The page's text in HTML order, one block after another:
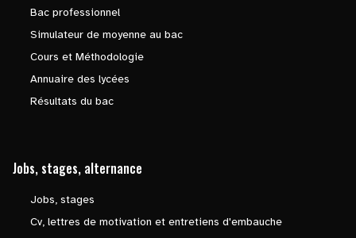
Bac professionnel
Simulateur de moyenne au bac
Cours et Méthodologie
Annuaire des lycées
Résultats du bac
Jobs, stages, alternance
Jobs, stages
Cv, lettres de motivation et entretiens d'embauche